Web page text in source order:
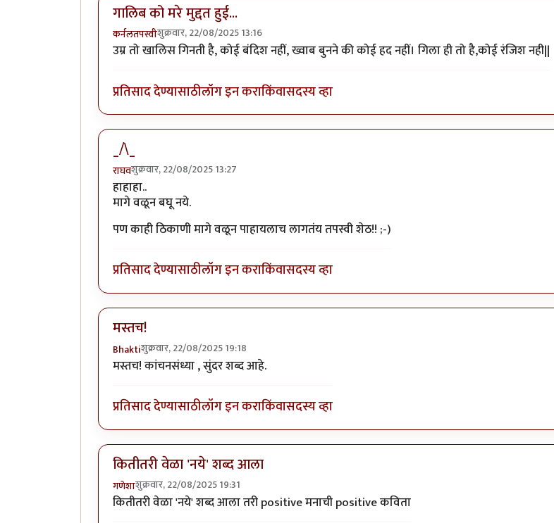
गालिब को मरे मुद्दत हुई...
कर्नलतपस्वीशुक्रवार, 22/08/2025 13:16
​उम्र तो खालिस गिनती है, कोई बंदिश नहीं, ख्वाब बुनने की कोई हद नहीं। गिला ही तो है,कोई रंजिश नही||
प्रतिसाद देण्यासाठीलॉग इन कराकिंवासदस्य व्हा
_/\_
राघवशुक्रवार, 22/08/2025 13:27
हाहाहा..
मागे वळून बघू नये.
पण काही ठिकाणी मागे वळून पाहायलाच लागतंय तपस्वी शेठ!! ;-)
प्रतिसाद देण्यासाठीलॉग इन कराकिंवासदस्य व्हा
मस्तच!
Bhaktiशुक्रवार, 22/08/2025 19:18
मस्तच! कांचनसंध्या , सुंदर शब्द आहे.
प्रतिसाद देण्यासाठीलॉग इन कराकिंवासदस्य व्हा
कितीतरी वेळा 'नये' शब्द आला
गणेशाशुक्रवार, 22/08/2025 19:31
कितीतरी वेळा 'नये' शब्द आला तरी positive मनाची positive कविता